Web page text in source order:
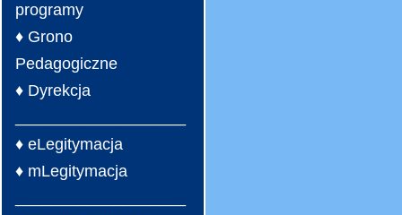
programy
♦ Grono
Pedagogiczne
♦ Dyrekcja
♦ eLegitymacja
♦ mLegitymacja